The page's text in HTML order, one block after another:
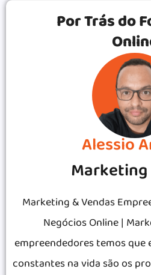
Por Trás do
Alessio
Marketing & Vendas
Negócios Online |
empreendedores temos que
constantes na vida são os